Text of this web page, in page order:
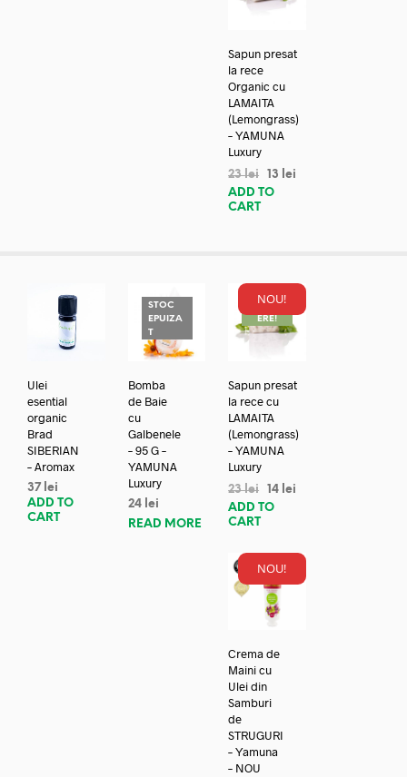
Sapun presat
la rece
Organic cu
LAMAITA
(Lemongrass)
– YAMUNA
Luxury
23lei 13
lei
ADD TO
CART
Ulei
esential
organic
Brad
SIBERIAN
– Aromax
37 lei
ADD TO
CART
STOC
EPUIZA
T
Bomba
de Baie
cu
Galbenele
– 95 G –
YAMUNA
Luxury
24 lei
READ MORE
NOU!
REDUC
ERE!
Sapun presat
la rece cu
LAMAITA
(Lemongrass)
– YAMUNA
Luxury
23lei 14 lei
ADD TO
CART
NOU!
Crema de
Maini cu
Ulei din
Samburi
de
STRUGURI
– Yamuna
– NOU